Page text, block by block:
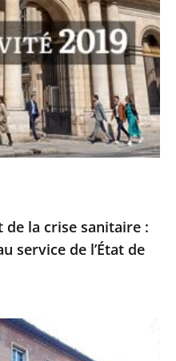
de la crise sanitaire :
service de l’État de